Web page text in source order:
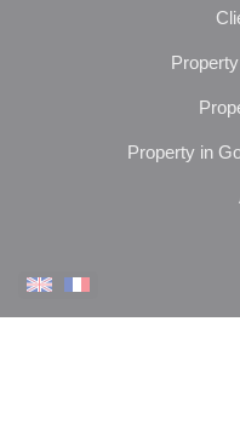
Property in